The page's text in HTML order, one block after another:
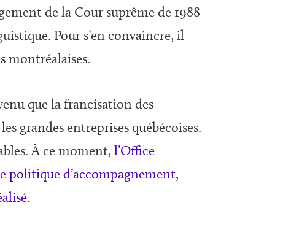
de la Cour suprême de 1988
Pour s’en convaincre, il
montréalaises.
que la francisation des
grandes entreprises québécoises.
À ce moment,l’Office
politique d’accompagnement,
.